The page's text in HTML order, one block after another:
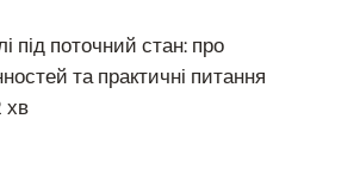
під поточний стан: про
та практичні питання
хв